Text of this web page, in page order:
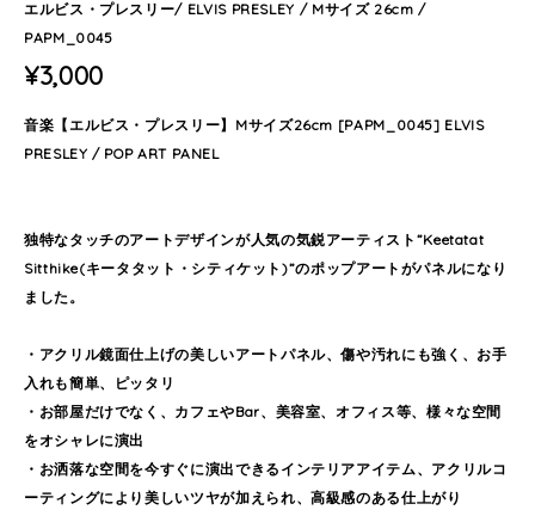
エルビス・プレスリー/ ELVIS PRESLEY / Mサイズ 26cm /
PAPM_0045
¥3,000
音楽【エルビス・プレスリー】Mサイズ26cm [PAPM_0045] ELVIS
PRESLEY / POP ART PANEL
独特なタッチのアートデザインが人気の気鋭アーティスト”Keetatat
Sitthike(キータタット・シティケット)”のポップアートがパネルになり
ました。
・アクリル鏡面仕上げの美しいアートパネル、傷や汚れにも強く、お手
入れも簡単、ピッタリ
・お部屋だけでなく、カフェやBar、美容室、オフィス等、様々な空間
をオシャレに演出
・お洒落な空間を今すぐに演出できるインテリアアイテム、アクリルコ
ーティングにより美しいツヤが加えられ、高級感のある仕上がり